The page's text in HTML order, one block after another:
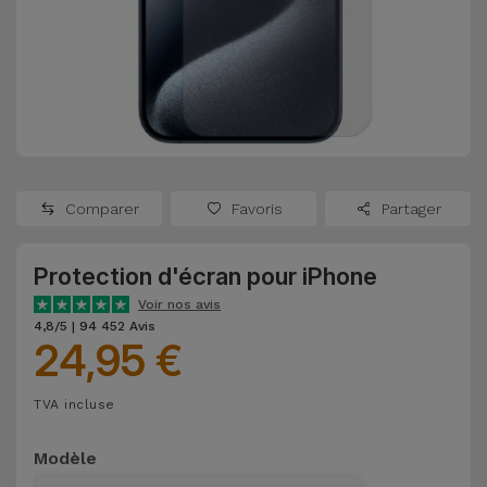
OnePlus
Google
Reconditionnés
Reconditionnés
Consoles de
Jeux
Reconditionnées
Voir
tout
Batteries
Chargeurs
Ecouteurs
et
Enceintes
Montres
Comparer Favoris Partager
Protection d'écran pour iPhone
Voir nos avis
4,8/5 | 94 452 Avis
24,95 €
TVA incluse
Modèle